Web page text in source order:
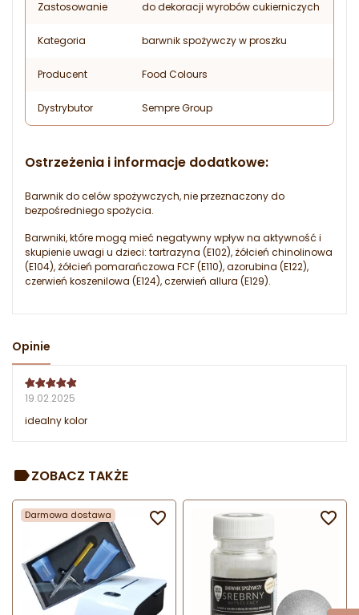
Zastosowanie do dekoracji wyrobów cukierniczych
Kategoria barwnik spożywczy w proszku
Producent Food Colours
Dystrybutor Sempre Group
Ostrzeżenia i informacje dodatkowe:
Barwnik do celów spożywczych, nie przeznaczony do
bezpośredniego spożycia.
Barwniki, które mogą mieć negatywny wpływ na aktywność i
skupienie uwagi u dzieci: tartrazyna (E102), żółcień chinolinowa
(E104), żółcień pomarańczowa FCF (E110), azorubina (E122),
czerwień koszenilowa (E124), czerwień allura (E129).
Opinie
19.02.2025
idealny kolor
ZOBACZ TAKŻE
Darmowa dostawa  